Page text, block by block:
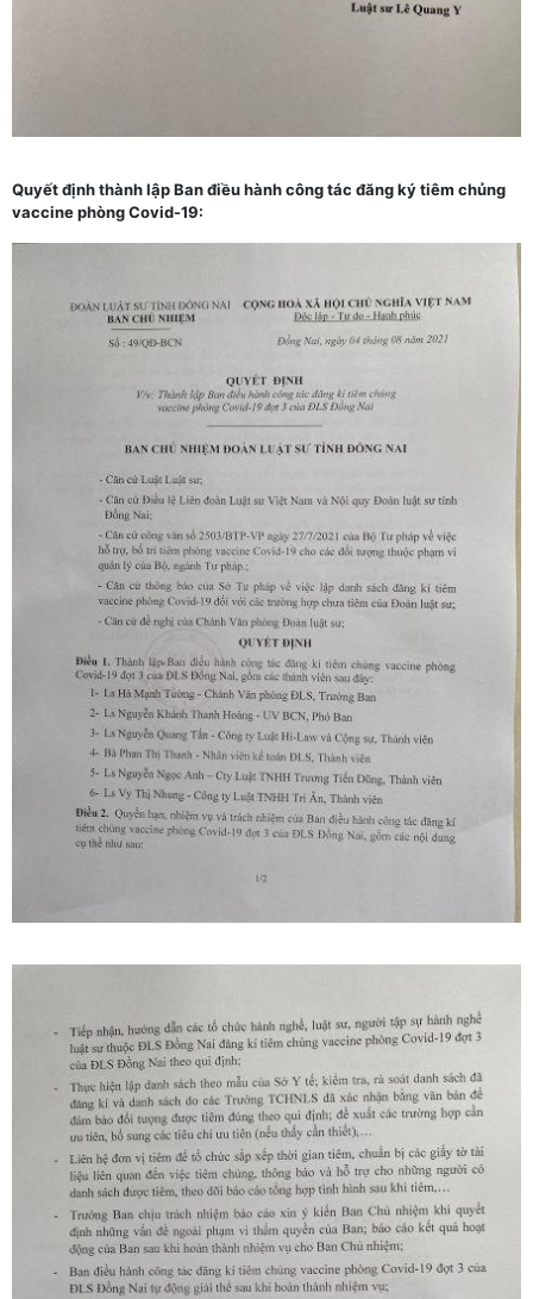
Quyết định thành lập Ban điều hành công tác đăng ký tiêm chủng
vaccine phòng Covid-19: